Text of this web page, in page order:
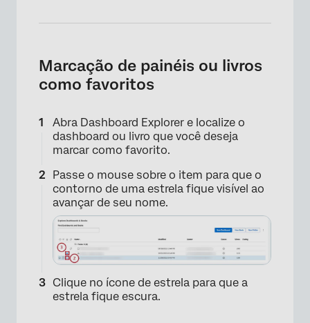
×
Marcação de painéis ou livros
como favoritos
Abra Dashboard Explorer e localize o
dashboard ou livro que você deseja
marcar como favorito.
Passe o mouse sobre o item para que o
contorno de uma estrela fique visível ao
avançar de seu nome.
Clique no ícone de estrela para que a
estrela fique escura.